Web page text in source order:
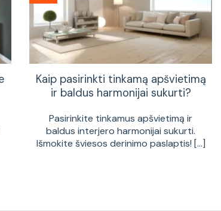
Kaip pasirinkti tinkamą apšvietimą
ir baldus harmonijai sukurti?
Pasirinkite tinkamus apšvietimą ir
baldus interjero harmonijai sukurti.
Išmokite šviesos derinimo paslaptis! [...]